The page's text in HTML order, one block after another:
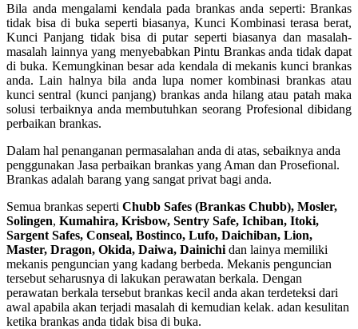
Bila anda mengalami kendala pada brankas anda seperti: Brankas
tidak bisa di buka seperti biasanya, Kunci Kombinasi terasa berat,
Kunci Panjang tidak bisa di putar seperti biasanya dan masalah-
masalah lainnya yang menyebabkan Pintu Brankas anda tidak dapat
di buka. Kemungkinan besar ada kendala di mekanis kunci brankas
anda. Lain halnya bila anda lupa nomer kombinasi brankas atau
kunci sentral (kunci panjang) brankas anda hilang atau patah maka
solusi terbaiknya anda membutuhkan seorang Profesional dibidang
perbaikan brankas.
Dalam hal penanganan permasalahan anda di atas, sebaiknya anda
penggunakan Jasa perbaikan brankas yang Aman dan Prosefional.
Brankas adalah barang yang sangat privat bagi anda.
Semua brankas seperti Chubb Safes (Brankas Chubb), Mosler,
Solingen, Kumahira, Krisbow, Sentry Safe, Ichiban, Itoki,
Sargent Safes, Conseal, Bostinco, Lufo, Daichiban, Lion,
Master, Dragon, Okida, Daiwa, Dainichi dan lainya memiliki
mekanis penguncian yang kadang berbeda. Mekanis penguncian
tersebut seharusnya di lakukan perawatan berkala. Dengan
perawatan berkala tersebut brankas kecil anda akan terdeteksi dari
awal apabila akan terjadi masalah di kemudian kelak. adan kesulitan
ketika brankas anda tidak bisa di buka.